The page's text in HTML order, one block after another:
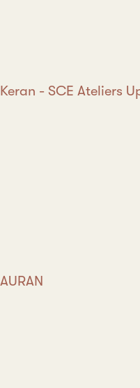
Keran - SCE Ateliers
AURAN